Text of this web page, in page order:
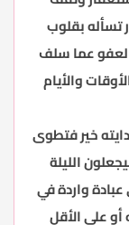
تسأله بقلوب
عما سلف
والأيام
خير فتطوى
الليلة
عبادة واردة في
أو على الأقل